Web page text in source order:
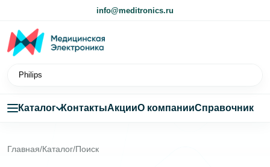
info@meditronics.ru
Каталог КонтактыАкцииО компанииСправочник
Главная/Каталог/Поиск